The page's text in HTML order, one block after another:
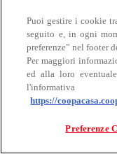
Bovino
Puoi gestire i cookie
seguito e, in ogni
preferenze” nel footer
Per maggiori
ed alla loro
https://
Preferenze